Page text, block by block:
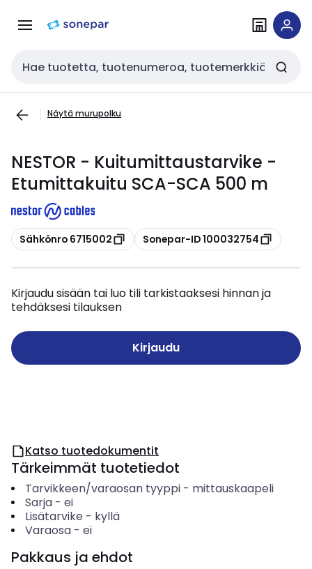
navigointiinsisältöön
Haku
Näytä murupolku
NESTOR - Kuitumittaustarvike -
Etumittakuitu SCA-SCA 500 m
Kopioi
Sähkönro 6715002 Kopioi
Sonepar-ID 100032754
Kirjaudu sisään tai luo tili tarkistaaksesi hinnan ja
tehdäksesi tilauksen
Kirjaudu
Katso tuotedokumentit
Tärkeimmät tuotetiedot
Tarvikkeen/varaosan tyyppi- mittauskaapeli
Sarja- ei
Lisätarvike - kyllä
Varaosa- ei
Pakkaus ja ehdot